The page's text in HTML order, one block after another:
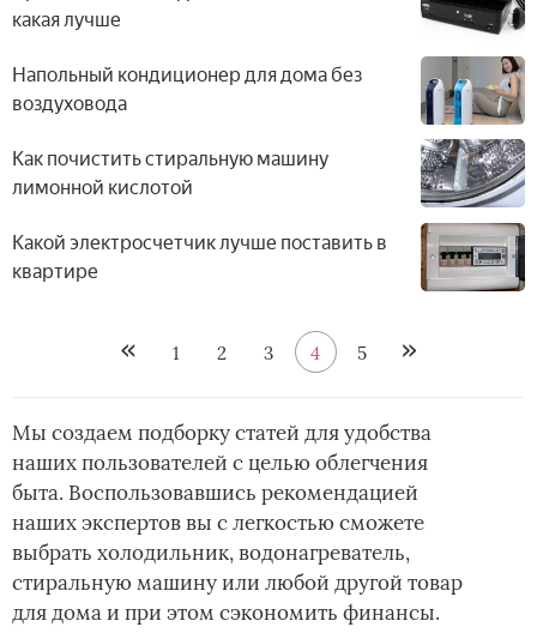
какая лучше
Напольный кондиционер для дома без
воздуховода
Как почистить стиральную машину
лимонной кислотой
Какой электросчетчик лучше поставить в
квартире
1 2 3 4 5
Мы создаем подборку статей для удобства
наших пользователей с целью облегчения
быта. Воспользовавшись рекомендацией
наших экспертов вы с легкостью сможете
выбрать холодильник, водонагреватель,
стиральную машину или любой другой товар
для дома и при этом сэкономить финансы.